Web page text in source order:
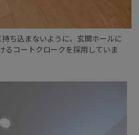
持ち込まないように、玄関ホールに
るコートクロークを採用していま